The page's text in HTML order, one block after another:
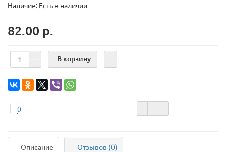
Наличие: Есть в наличии
82.00 р.
В корзину
0
Описание Отзывов (0)